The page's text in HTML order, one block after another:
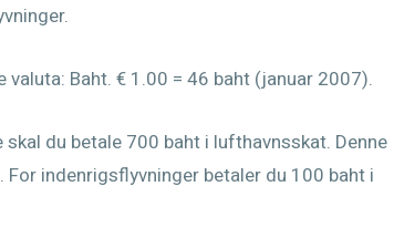
Baht. € 1.00 = 46 baht (januar 2007).
du betale 700 baht i lufthavnsskat. Denne
indenrigsflyvninger betaler du 100 baht i